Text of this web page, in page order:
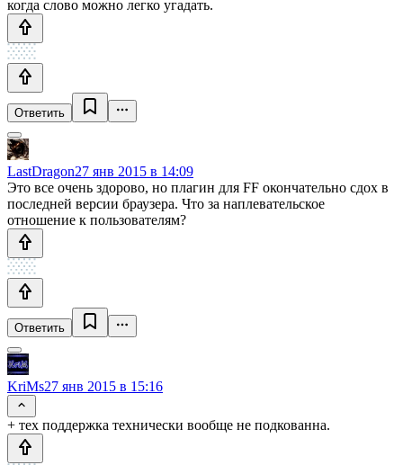
когда слово можно легко угадать.
Ответить
LastDragon27 янв 2015 в 14:09
Это все очень здорово, но плагин для FF окончательно сдох в
последней версии браузера. Что за наплевательское
отношение к пользователям?
Ответить
KriMs27 янв 2015 в 15:16
+ тех поддержка технически вообще не подкованна.